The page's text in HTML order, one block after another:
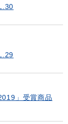
」受賞商品